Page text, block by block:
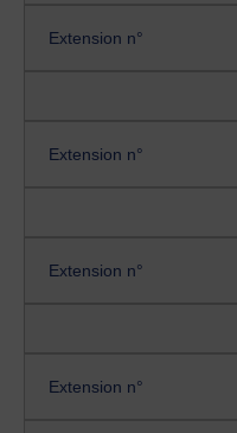
Extension n°
Extension n°
Extension n°
Extension n°